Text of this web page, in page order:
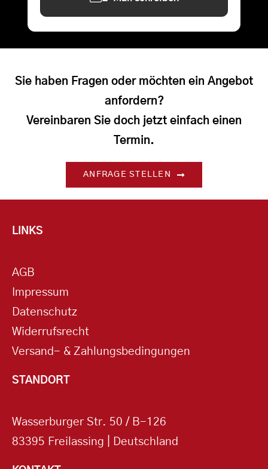
Sie haben Fragen oder möchten ein Angebot
anfordern?
Vereinbaren Sie doch jetzt einfach einen
Termin.
ANFRAGE STELLEN
LINKS
AGB
Impressum
Datenschutz
Widerrufsrecht
Versand- & Zahlungsbedingungen
STANDORT
Wasserburger Str. 50 / B-126
83395 Freilassing | Deutschland